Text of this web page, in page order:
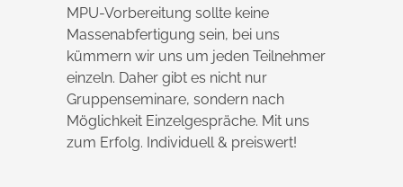
MPU-Vorbereitung sollte keine
Massenabfertigung sein, bei uns
kümmern wir uns um jeden Teilnehmer
einzeln. Daher gibt es nicht nur
Gruppenseminare, sondern nach
Möglichkeit Einzelgespräche. Mit uns
zum Erfolg. Individuell & preiswert!